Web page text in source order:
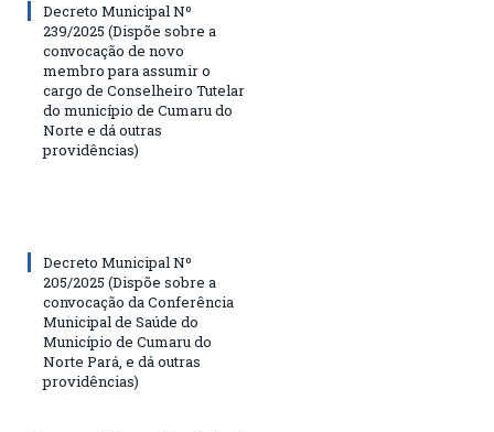
Decreto Municipal Nº
239/2025 (Dispõe sobre a
convocação de novo
membro para assumir o
cargo de Conselheiro Tutelar
do município de Cumaru do
Norte e dá outras
providências)
Decreto Municipal Nº
205/2025 (Dispõe sobre a
convocação da Conferência
Municipal de Saúde do
Município de Cumaru do
Norte Pará, e dá outras
providências)